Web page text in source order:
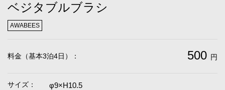
ベジタブルブラシ
AWABEES
料金（基本3泊4日）： 500 円
サイズ： φ9×H10.5